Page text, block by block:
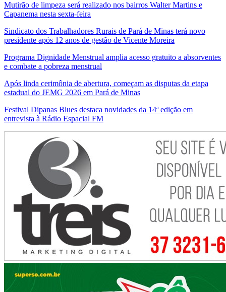
Mutirão de limpeza será realizado nos bairros Walter Martins e
Capanema nesta sexta-feira
Sindicato dos Trabalhadores Rurais de Pará de Minas terá novo
presidente após 12 anos de gestão de Vicente Moreira
Programa Dignidade Menstrual amplia acesso gratuito a absorventes
e combate a pobreza menstrual
Após linda cerimônia de abertura, começam as disputas da etapa
estadual do JEMG 2026 em Pará de Minas
Festival Dipanas Blues destaca novidades da 14ª edição em
entrevista à Rádio Espacial FM